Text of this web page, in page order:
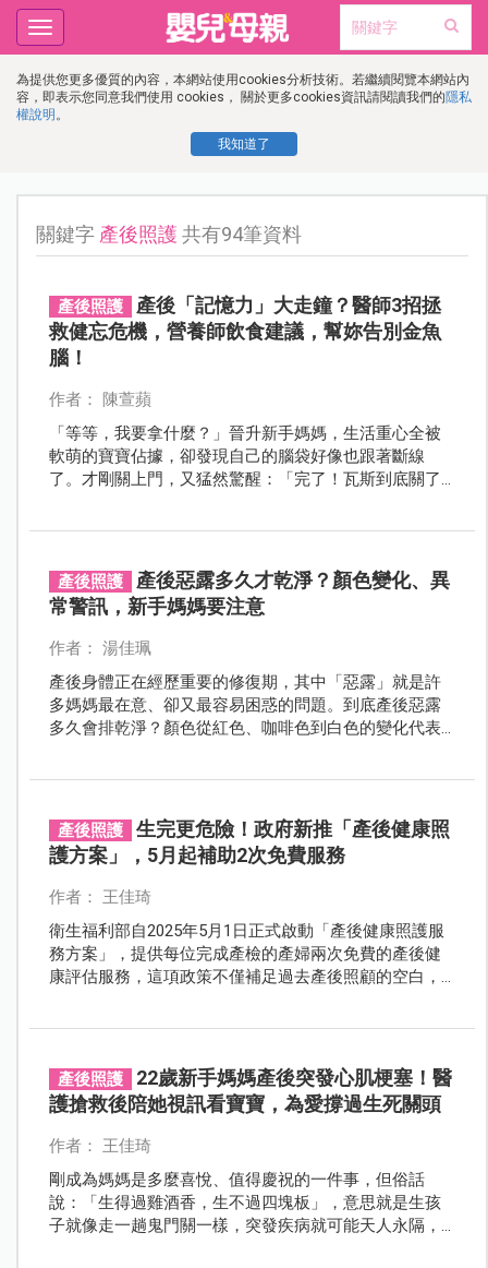
為提供您更多優質的內容，本網站使用cookies分析技術。若繼續閱覽本網站內
容，即表示您同意我們使用 cookies， 關於更多cookies資訊請閱讀我們的隱私
權說明 。
我知道了
Toggle
navigation
關鍵字 產後照護 共有94筆資料
產後照護
產後「記憶力」大走鐘？醫師3招拯
救健忘危機，營養師飲食建議，幫妳告別金魚
腦！
作者： 陳萱蘋
「等等，我要拿什麼？」晉升新手媽媽，生活重心全被
軟萌的寶寶佔據，卻發現自己的腦袋好像也跟著斷線
了。才剛關上門，又猛然驚醒：「完了！瓦斯到底關了
產後照護
產後惡露多久才乾淨？顏色變化、異
常警訊，新手媽媽要注意
作者： 湯佳珮
產後身體正在經歷重要的修復期，其中「惡露」就是許
多媽媽最在意、卻又最容易困惑的問題。到底產後惡露
多久會排乾淨？顏色從紅色、咖啡色到白色的變化代表
產後照護
生完更危險！政府新推「產後健康照
護方案」，5月起補助2次免費服務
作者： 王佳琦
衛生福利部自2025年5月1日正式啟動「產後健康照護服
務方案」，提供每位完成產檢的產婦兩次免費的產後健
康評估服務，這項政策不僅補足過去產後照顧的空白，
產後照護
22歲新手媽媽產後突發心肌梗塞！醫
護搶救後陪她視訊看寶寶，為愛撐過生死關頭
作者： 王佳琦
剛成為媽媽是多麼喜悅、值得慶祝的一件事，但俗話
說：「生得過雞酒香，生不過四塊板」，意思就是生孩
子就像走一趟鬼門關一樣，突發疾病就可能天人永隔，